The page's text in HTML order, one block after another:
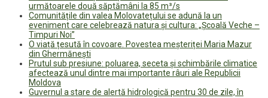
următoarele două săptămâni la 85 m³/s
Comunitățile din valea Molovatețului se adună la un
eveniment care celebrează natura și cultura: „Școală Veche –
Timpuri Noi”
O viață țesută în covoare. Povestea meșteriței Maria Mazur
din Ghermănești
Prutul sub presiune: poluarea, seceta și schimbările climatice
afectează unul dintre mai importante râuri ale Republicii
Moldova
Guvernul a stare de alertă hidrologică pentru 30 de zile, în